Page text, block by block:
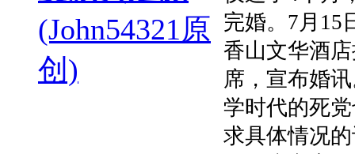
(John54321原
创)
完婚。7月15
香山文华酒
席，宣布婚
学时代的死
求具体情况